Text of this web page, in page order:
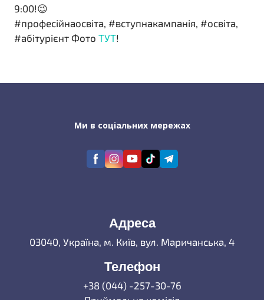
9:00!😉
#професійнаосвіта, #вступнакампанія, #освіта,
#абітурієнт Фото ТУТ!
Ми в соціальних мережах
Адреса
03040, Україна, м. Київ, вул. Маричанська, 4
Телефон
+38 (044) -257-30-76